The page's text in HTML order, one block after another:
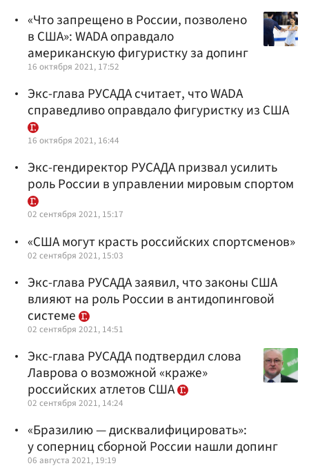
«Что запрещено в России, позволено
в США»: WADA оправдало
американскую фигуристку за допинг
16 октября 2021, 17:52
Экс-глава РУСАДА считает, что WADA
справедливо оправдало фигуристку из США
16 октября 2021, 16:44
Экс-гендиректор РУСАДА призвал усилить
роль России в управлении мировым спортом
02 сентября 2021, 15:17
«США могут красть российских спортсменов»
02 сентября 2021, 15:03
Экс-глава РУСАДА заявил, что законы США
влияют на роль России в антидопинговой
системе
02 сентября 2021, 14:51
Экс-глава РУСАДА подтвердил слова
Лаврова о возможной «краже»
российских атлетов США
02 сентября 2021, 14:24
«Бразилию — дисквалифицировать»:
у соперниц сборной России нашли допинг
06 августа 2021, 19:19